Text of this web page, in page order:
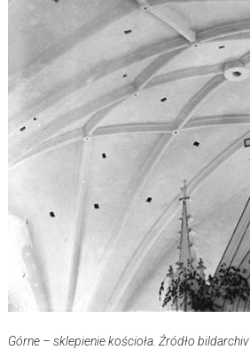
Górne – sklepienie kościoła. Źródło bildarchiv